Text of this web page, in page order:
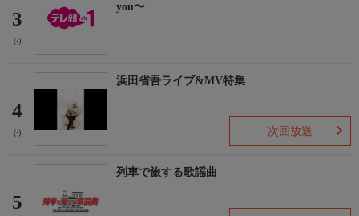
3
(-)
you〜
4
(-)
浜田省吾ライブ&MV特集
次回放送
5
列車で旅する歌謡曲